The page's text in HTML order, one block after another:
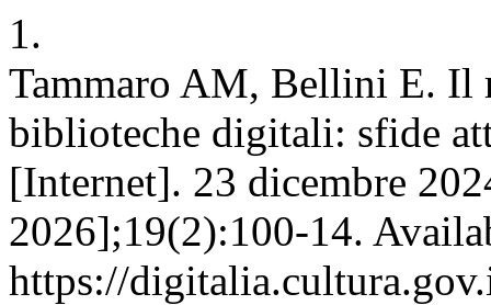
1.
Tammaro AM, Bellini E. Il
biblioteche digitali: sfide
[Internet]. 23 dicembre
2026];19(2):100-14.
https://